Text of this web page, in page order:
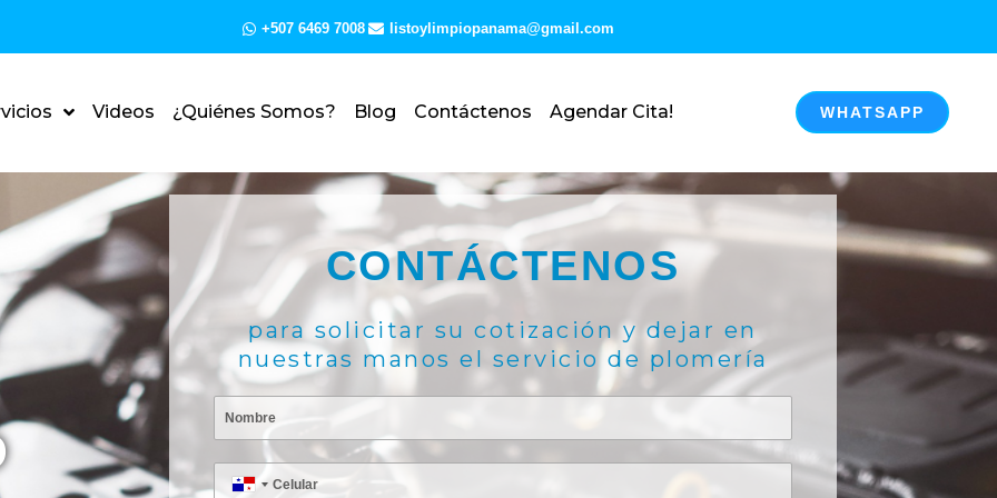
+507 6469 7008 listoylimpiopanama@gmail.com
Videos ¿Quiénes Somos? Blog Contáctenos Agendar Cita! WHATSAPP
CONTÁCTENOS
para solicitar su cotización y dejar en
nuestras manos el servicio de plomería
o
m
b
P